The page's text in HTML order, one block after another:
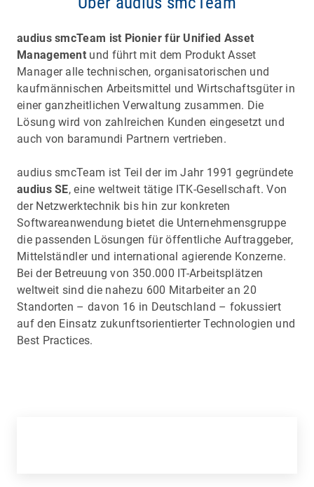
audius smcTeam ist Pionier für Unified Asset
Management und führt mit dem Produkt Asset
Manager alle technischen, organisatorischen und
kaufmännischen Arbeitsmittel und Wirtschaftsgüter in
einer ganzheitlichen Verwaltung zusammen. Die
Lösung wird von zahlreichen Kunden eingesetzt und
auch von baramundi Partnern vertrieben.
audius smcTeam ist Teil der im Jahr 1991 gegründete
audius SE, eine weltweit tätige ITK-Gesellschaft. Von
der Netzwerktechnik bis hin zur konkreten
Softwareanwendung bietet die Unternehmensgruppe
die passenden Lösungen für öffentliche Auftraggeber,
Mittelständler und international agierende Konzerne.
Bei der Betreuung von 350.000 IT-Arbeitsplätzen
weltweit sind die nahezu 600 Mitarbeiter an 20
Standorten – davon 16 in Deutschland – fokussiert
auf den Einsatz zukunftsorientierter Technologien und
Best Practices.